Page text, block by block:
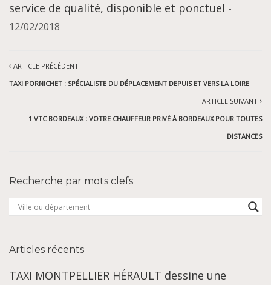
service de qualité, disponible et ponctuel -
12/02/2018
ARTICLE PRÉCÉDENT
TAXI PORNICHET : SPÉCIALISTE DU DÉPLACEMENT DEPUIS ET VERS LA LOIRE
ARTICLE SUIVANT
1 VTC BORDEAUX : VOTRE CHAUFFEUR PRIVÉ À BORDEAUX POUR TOUTES
DISTANCES
Recherche par mots clefs
Articles récents
TAXI MONTPELLIER HÉRAULT dessine une